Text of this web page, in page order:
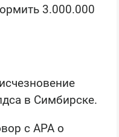
3.000.000
в Симбирске.
с АРА о